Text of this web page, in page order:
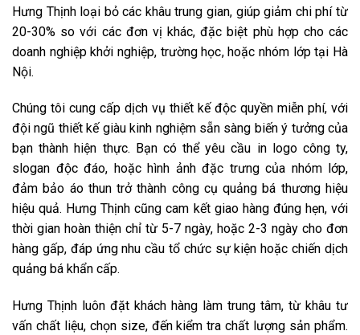
Hưng Thịnh loại bỏ các khâu trung gian, giúp giảm chi phí từ
20-30% so với các đơn vị khác, đặc biệt phù hợp cho các
doanh nghiệp khởi nghiệp, trường học, hoặc nhóm lớp tại Hà
Nội.
Chúng tôi cung cấp dịch vụ thiết kế độc quyền miễn phí, với
đội ngũ thiết kế giàu kinh nghiệm sẵn sàng biến ý tưởng của
bạn thành hiện thực. Bạn có thể yêu cầu in logo công ty,
slogan độc đáo, hoặc hình ảnh đặc trưng của nhóm lớp,
đảm bảo áo thun trở thành công cụ quảng bá thương hiệu
hiệu quả. Hưng Thịnh cũng cam kết giao hàng đúng hẹn, với
thời gian hoàn thiện chỉ từ 5-7 ngày, hoặc 2-3 ngày cho đơn
hàng gấp, đáp ứng nhu cầu tổ chức sự kiện hoặc chiến dịch
quảng bá khẩn cấp.
Hưng Thịnh luôn đặt khách hàng làm trung tâm, từ khâu tư
vấn chất liệu, chọn size, đến kiểm tra chất lượng sản phẩm.